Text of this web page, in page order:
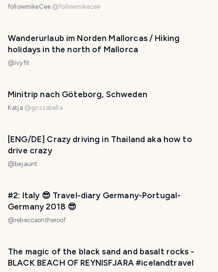
Medaille!
followmikeCee @followmikecee
Wanderurlaub im Norden Mallorcas / Hiking
holidays in the north of Mallorca
@ivyfit
Minitrip nach Göteborg, Schweden
Katja @grizzabella
[ENG/DE] Crazy driving in Thailand aka how to
drive crazy
@ bejaunt
#2: Italy 😎 Travel-diary Germany-Portugal-
Germany 2018 😎
@rebeccaontheroof
The magic of the black sand and basalt rocks -
BLACK BEACH OF REYNISFJARA #icelandtravel